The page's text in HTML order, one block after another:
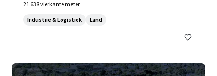
21.638 vierkante meter
Industrie & Logistiek Land